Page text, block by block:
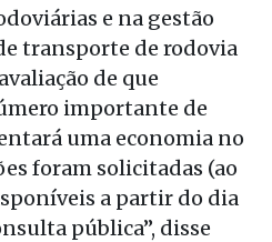
e na gestão
transporte de rodovia
de que
importante de
uma economia no
foram solicitadas (ao
a partir do dia
pública”, disse